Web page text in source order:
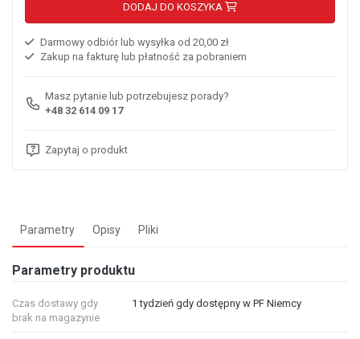
DODAJ DO KOSZYKA
Darmowy odbiór lub wysyłka od 20,00 zł
Zakup na fakturę lub płatność za pobraniem
Masz pytanie lub potrzebujesz porady?
+48 32 614 09 17
Zapytaj o produkt
Parametry Opisy Pliki
Parametry produktu
Czas dostawy gdy
brak na magazynie
1 tydzień gdy dostępny w PF Niemcy